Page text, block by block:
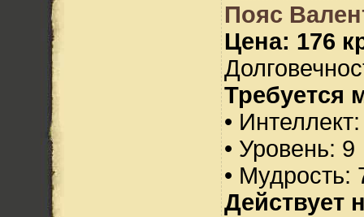
Пояс
Цена: 176
Требуется
•
• Уровень: 9
• Мудрость:
Действует